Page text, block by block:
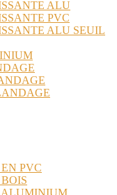
ALU
PVC
ALU SEUIL
PVC